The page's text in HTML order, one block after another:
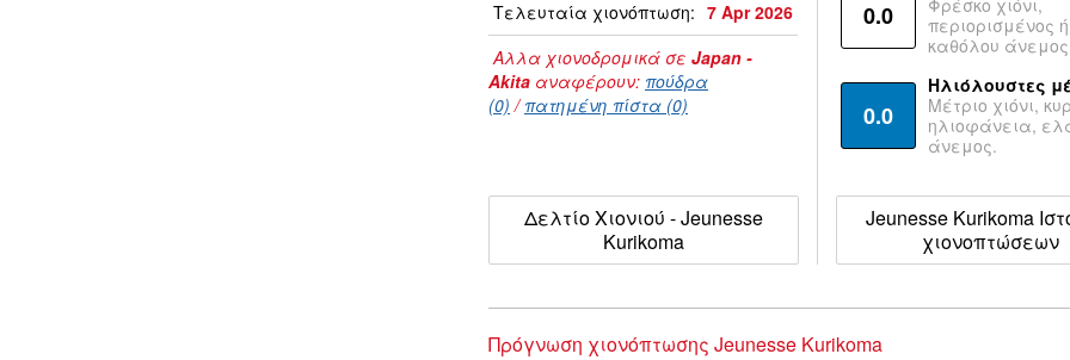
Τελευταία χιονόπτωση: 7 Apr 2026
Αλλα χιονοδρομικά σε Japan -
Akita αναφέρουν: πούδρα
(0) /πατημένη πίστα (0)
Δελτίο Χιονιού - Jeunesse
Kurikoma
0.0
Φρέσκο χιόνι,
περιορισμένος
καθόλου
0.0
Ηλιόλουστες
Μέτριο χιόνι,
ηλιοφάνεια,
άνεμος.
Jeunesse Kurikoma
χιονοπτώσεων
Πρόγνωση χιονόπτωσης Jeunesse Kurikoma